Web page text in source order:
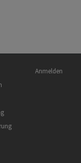
Benutzermenü
Anmelden